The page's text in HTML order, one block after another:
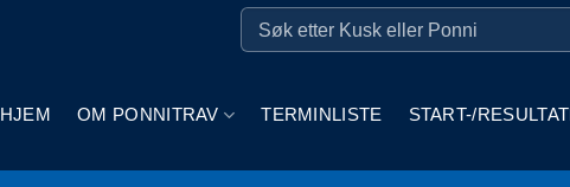
HJEM OM PONNITRAV TERMINLISTE START-/